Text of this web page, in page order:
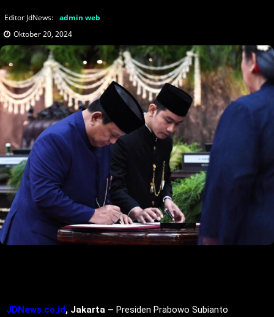
Editor JdNews: admin web
Oktober 20, 2024
JDNews.co.id, Jakarta – Presiden Prabowo Subianto